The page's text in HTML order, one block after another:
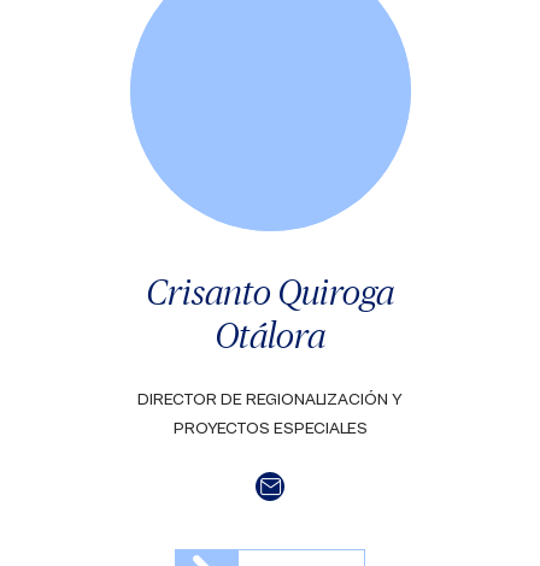
Crisanto Quiroga
Otálora
DIRECTOR DE REGIONALIZACIÓN Y
PROYECTOS ESPECIALES